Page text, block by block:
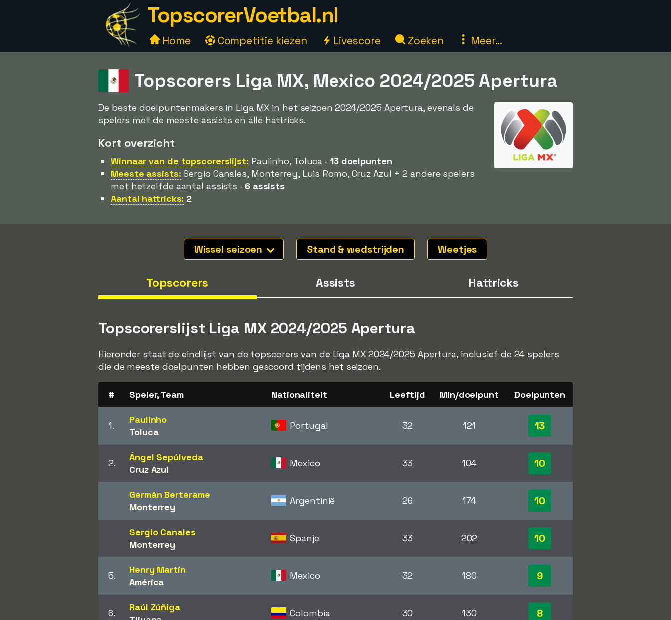
TopscorerVoetbal.nl
Home Competitie kiezen Livescore Zoeken Meer...
Topscorers Liga MX, Mexico 2024/2025 Apertura
De beste doelpuntenmakers in Liga MX in het seizoen 2024/2025 Apertura, evenals de
spelers met de meeste assists en alle hattricks.
Kort overzicht
Winnaar van de topscorerslijst: Paulinho, Toluca - 13 doelpunten
Meeste assists: Sergio Canales, Monterrey, Luis Romo, Cruz Azul + 2 andere spelers
met hetzelfde aantal assists - 6 assists
Aantal hattricks: 2
Wissel seizoen Stand & wedstrijden Weetjes
Topscorers Assists Hattricks
Topscorerslijst Liga MX 2024/2025 Apertura
Hieronder staat de eindlijst van de topscorers van de Liga MX 2024/2025 Apertura, inclusief de 24 spelers
die de meeste doelpunten hebben gescoord tijdens het seizoen.
# Speler, Team Nationaliteit Leeftijd Min/doelpunt Doelpunten
1.
Paulinho
Toluca
Portugal 32 121 13
2.
Ángel Sepúlveda
Cruz Azul
Mexico 33 104 10
Germán Berterame
Monterrey
Argentinië 26 174 10
Sergio Canales
Monterrey
Spanje 33 202 10
5.
Henry Martín
América
Mexico 32 180 9
6.
Raúl Zúñiga
Colombia 30 130 8